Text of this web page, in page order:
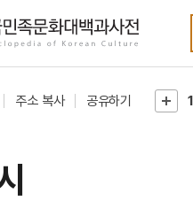
주소 복사 공유하기